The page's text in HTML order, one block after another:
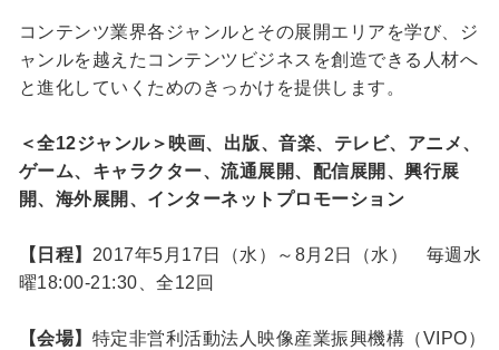
コンテンツ業界各ジャンルとその展開エリアを学び、ジ
ャンルを越えたコンテンツビジネスを創造できる人材へ
と進化していくためのきっかけを提供します。
＜全12ジャンル＞映画、出版、音楽、テレビ、アニメ、
ゲーム、キャラクター、流通展開、配信展開、興行展
開、海外展開、インターネットプロモーション
【日程】 2017年5月17日（水）～8月2日（水） 毎週水
曜18:00-21:30、全12回
【会場】 特定非営利活動法人映像産業振興機構（VIPO）